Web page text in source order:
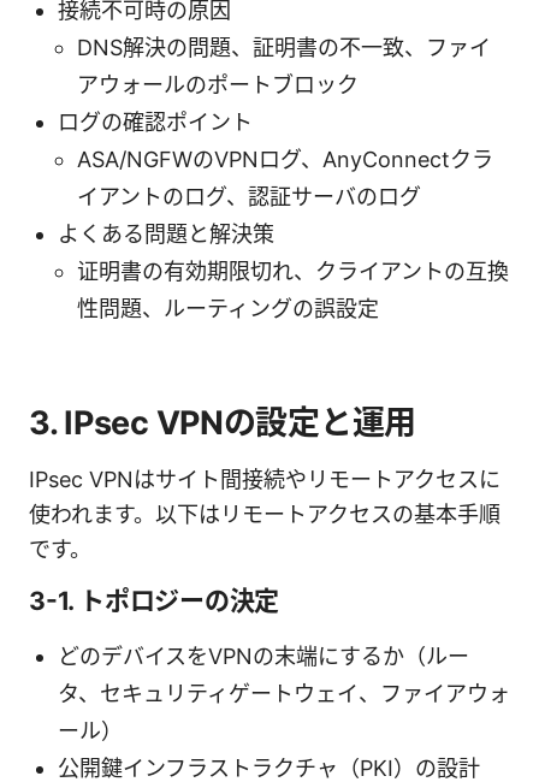
接続不可時の原因
DNS解決の問題、証明書の不一致、ファイ
アウォールのポートブロック
ログの確認ポイント
ASA/NGFWのVPNログ、AnyConnectクラ
イアントのログ、認証サーバのログ
よくある問題と解決策
证明書の有効期限切れ、クライアントの互換
性問題、ルーティングの誤設定
3. IPsec VPNの設定と運用
IPsec VPNはサイト間接続やリモートアクセスに
使われます。以下はリモートアクセスの基本手順
です。
3-1. トポロジーの決定
どのデバイスをVPNの末端にするか（ルー
タ、セキュリティゲートウェイ、ファイアウォ
ール）
公開鍵インフラストラクチャ（PKI）の設計